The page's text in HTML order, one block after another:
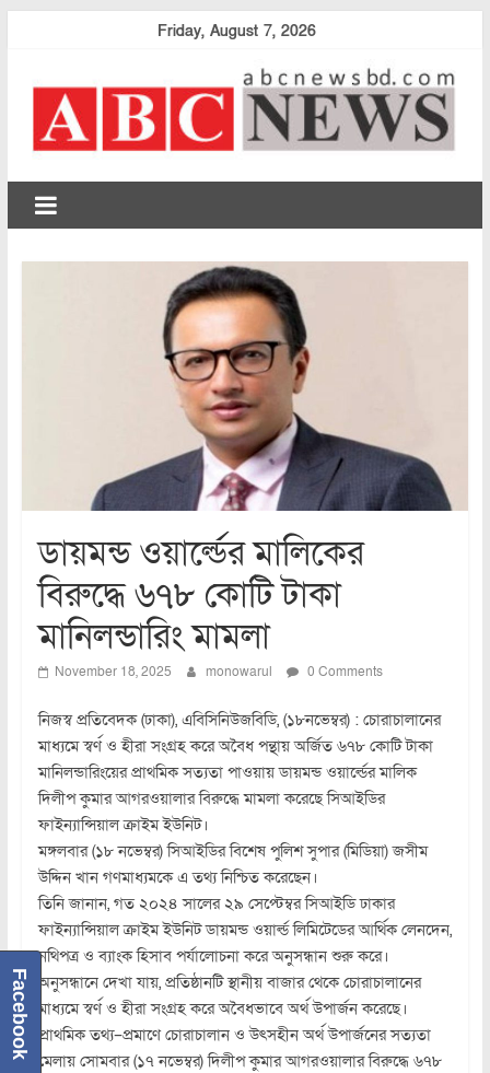
Friday, August 7, 2026
abcnewsbd
ডায়মন্ড ওয়ার্ল্ডের মালিকের
বিরুদ্ধে ৬৭৮ কোটি টাকা
মানিলন্ডারিং মামলা
November 18, 2025 monowarul 0 Comments
নিজস্ব প্রতিবেদক (ঢাকা), এবিসিনিউজবিডি, (১৮নভেম্বর) : চোরাচালানের
মাধ্যমে স্বর্ণ ও হীরা সংগ্রহ করে অবৈধ পন্থায় অর্জিত ৬৭৮ কোটি টাকা
মানিলন্ডারিংয়ের প্রাথমিক সত্যতা পাওয়ায় ডায়মন্ড ওয়ার্ল্ডের মালিক
দিলীপ কুমার আগরওয়ালার বিরুদ্ধে মামলা করেছে সিআইডির
ফাইন্যান্সিয়াল ক্রাইম ইউনিট।
মঙ্গলবার (১৮ নভেম্বর) সিআইডির বিশেষ পুলিশ সুপার (মিডিয়া) জসীম
উদ্দিন খান গণমাধ্যমকে এ তথ্য নিশ্চিত করেছেন।
তিনি জানান, গত ২০২৪ সালের ২৯ সেপ্টেম্বর সিআইডি ঢাকার
ফাইন্যান্সিয়াল ক্রাইম ইউনিট ডায়মন্ড ওয়ার্ল্ড লিমিটেডের আর্থিক লেনদেন,
নথিপত্র ও ব্যাংক হিসাব পর্যালোচনা করে অনুসন্ধান শুরু করে।
অনুসন্ধানে দেখা যায়, প্রতিষ্ঠানটি স্থানীয় বাজার থেকে চোরাচালানের
মাধ্যমে স্বর্ণ ও হীরা সংগ্রহ করে অবৈধভাবে অর্থ উপার্জন করেছে।
প্রাথমিক তথ্য–প্রমাণে চোরাচালান ও উৎসহীন অর্থ উপার্জনের সত্যতা
মেলায় সোমবার (১৭ নভেম্বর) দিলীপ কুমার আগরওয়ালার বিরুদ্ধে ৬৭৮
Facebook